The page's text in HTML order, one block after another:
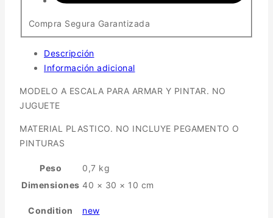
Compra Segura Garantizada
Descripción
Información adicional
MODELO A ESCALA PARA ARMAR Y PINTAR. NO
JUGUETE
MATERIAL PLASTICO. NO INCLUYE PEGAMENTO O
PINTURAS
Peso
0,7 kg
Dimensiones 40 × 30 × 10 cm
Condition new